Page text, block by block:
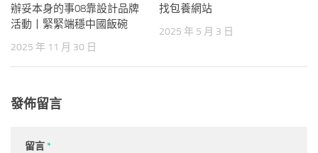
辦妥本身的事08靠設計品牌
活動丨緊緊端穩中國飯碗
2025 年 11 月 30 日
找包養網站
2025 年 5 月 3 日
發佈留言
留言*